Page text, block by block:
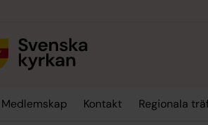
Medlemskap Kontakt Regionala